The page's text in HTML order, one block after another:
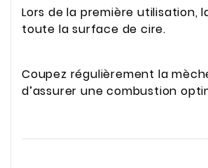
Lors de la première utilisation,
toute la surface de cire.
Coupez régulièrement la
d’assurer une combustion